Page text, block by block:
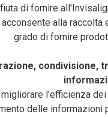
di fornire
alla
grado di fornire
condivisione,
l'efficienza
delle informazioni